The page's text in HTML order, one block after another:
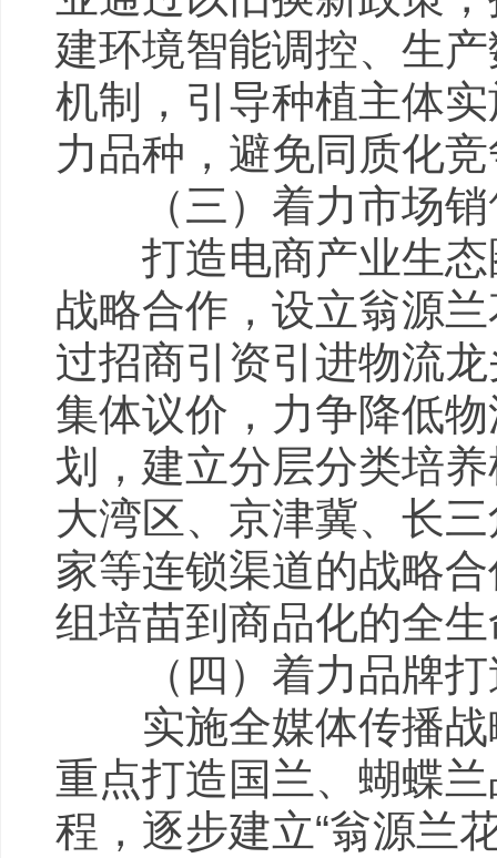
建环境智能调控、生
机制，引导种植主体
力品种，避免同质化
（三）着力市场销
打造电商产业生态
战略合作，设立翁源
过招商引资引进物流
集体议价，力争降低
划，建立分层分类培
大湾区、京津冀、长
家等连锁渠道的战略
组培苗到商品化的全
（四）着力品牌打
实施全媒体传播战
重点打造国兰、蝴蝶
程，逐步建立“翁源兰